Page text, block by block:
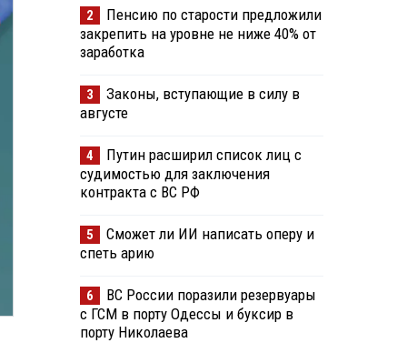
2
Пенсию по старости предложили
закрепить на уровне не ниже 40% от
заработка
3
Законы, вступающие в силу в
августе
4
Путин расширил список лиц с
судимостью для заключения
контракта с ВС РФ
5
Сможет ли ИИ написать оперу и
спеть арию
6
ВС России поразили резервуары
с ГСМ в порту Одессы и буксир в
порту Николаева